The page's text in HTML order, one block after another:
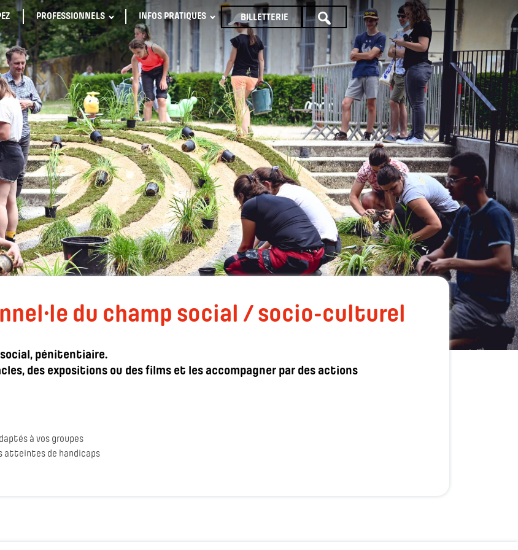
PROFESSIONNELS INFOS PRATIQUES BILLETTERIE
TOUTE
PROGRAMMATION
du champ social / socio-culturel
social, pénitentiaire.
des expositions ou des films et les accompagner par des actions
à vos groupes
atteintes de handicaps